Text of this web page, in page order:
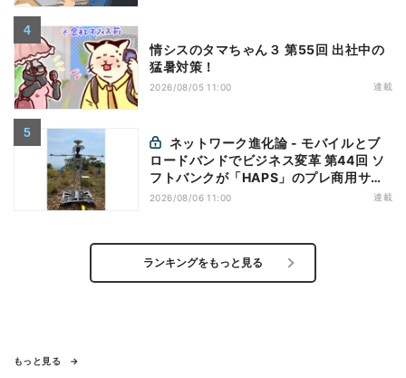
情シスのタマちゃん３ 第55回 出社中の
猛暑対策！
2026/08/05 11:00 連載
ロードバンドでビジネス変革 第44回 ソ
フトバンクが「HAPS」のプレ商用サー
ビス開始を表明、本格的な商用展開のめ
2026/08/06 11:00 連載
ランキングをもっと見る
もっと見る